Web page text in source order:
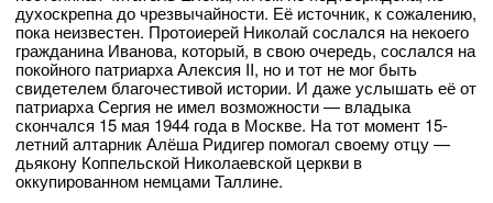
духоскрепна до чрезвычайности. Её источник, к сожалению,
пока неизвестен. Протоиерей Николай сослался на некоего
гражданина Иванова, который, в свою очередь, сослался на
покойного патриарха Алексия II, но и тот не мог быть
свидетелем благочестивой истории. И даже услышать её от
патриарха Сергия не имел возможности — владыка
скончался 15 мая 1944 года в Москве. На тот момент 15-
летний алтарник Алёша Ридигер помогал своему отцу —
дьякону Коппельской Николаевской церкви в
оккупированном немцами Таллине.